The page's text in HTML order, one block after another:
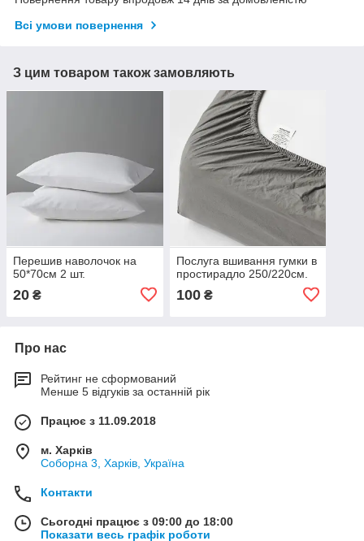
Всі умови повернення
З цим товаром також замовляють
Перешив наволочок на
50*70см 2 шт.
20 ₴
Послуга вшивання гумки в
простирадло 250/220см.
100₴
Про нас
Рейтинг не сформований
Менше 5 відгуків за останній рік
Працює з 11.09.2018
м. Харків
Соборна 3, Харків, Україна
Контакти
Сьогодні працює з 09:00 до 18:00
Показати весь графік роботи